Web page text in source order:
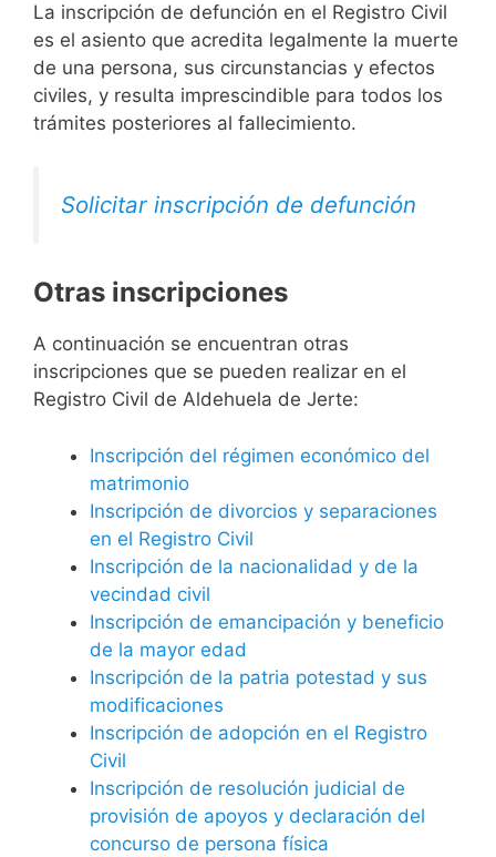
La inscripción de defunción en el Registro Civil
es el asiento que acredita legalmente la muerte
de una persona, sus circunstancias y efectos
civiles, y resulta imprescindible para todos los
trámites posteriores al fallecimiento.
Solicitar inscripción de defunción
Otras inscripciones
A continuación se encuentran otras
inscripciones que se pueden realizar en el
Registro Civil de Aldehuela de Jerte:
Inscripción del régimen económico del
matrimonio
Inscripción de divorcios y separaciones
en el Registro Civil
Inscripción de la nacionalidad y de la
vecindad civil
Inscripción de emancipación y beneficio
de la mayor edad
Inscripción de la patria potestad y sus
modificaciones
Inscripción de adopción en el Registro
Civil
Inscripción de resolución judicial de
provisión de apoyos y declaración del
concurso de persona física